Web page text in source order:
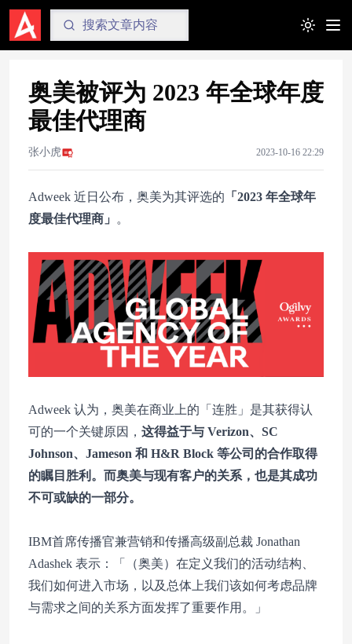
Toggle
奥美被评为 2023 年全球年度
最佳代理商
张小虎 2023-10-16 22:29
Adweek 近日公布，奥美为其评选的 「2023 年全球年
度最佳代理商」
。
Adweek 认为，奥美在商业上的「连胜」是其获得认
可的一个关键原因， 这得益于与 Verizon、SC
Johnson、Jameson 和 H&R Block 等公司的合作取得
的瞩目胜利。而奥美与现有客户的关系，也是其成功
不可或缺的一部分。
IBM首席传播官兼营销和传播高级副总裁 Jonathan
Adashek 表示：「（奥美）在定义我们的活动结构、
我们如何进入市场，以及总体上我们该如何考虑品牌
与需求之间的关系方面发挥了重要作用。」